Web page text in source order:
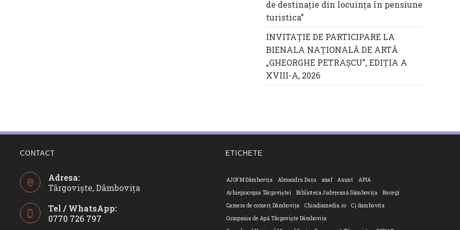
de destinație din locuința în pensiune
turistica”
INVITAȚIE DE PARTICIPARE LA
BIENALA NAȚIONALĂ DE ARTĂ
„GHEORGHE PETRAȘCU”, EDIŢIA A
XVIII-A, 2026
CONTACT
Adresa:
Târgoviște, Dâmbovița
Tel / WhatsApp:
0770 726 797
ETICHETE
AJOFM Dâmbovița Alesandru Duțu anaf Anunt
APIA
Arhiepiscopia Târgoviștei
Biblioteca Județeană Dâmbovița
Bucegi
Camera de comerț Dâmbovița
Chindiamedia.ro
Cj dambovita
Compania de Apă Târgoviște Dâmbovița